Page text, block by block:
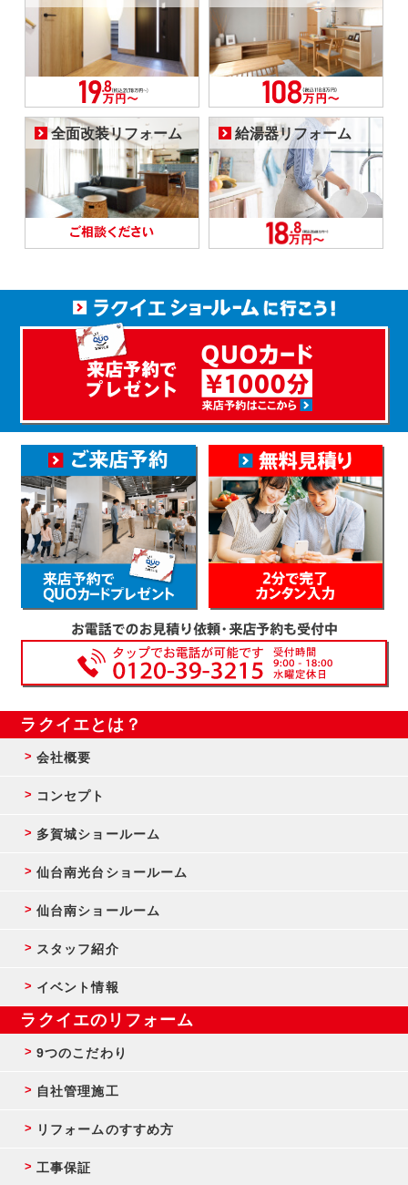
全面改装リフォーム 給湯器リフォーム
ラクイエとは？
会社概要
コンセプト
多賀城ショールーム
仙台南光台ショールーム
仙台南ショールーム
スタッフ紹介
イベント情報
ラクイエのリフォーム
9つのこだわり
自社管理施工
リフォームのすすめ方
工事保証